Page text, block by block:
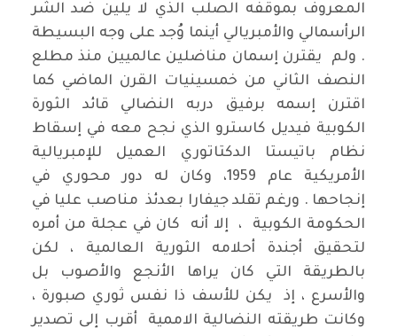
المعروف بموقفه الصلب الذي لا يلين ضد الشر
الرأسمالي والأمبريالي أينما وُجد على وجه البسيطة
. ولم يقترن إسمان مناضلين عالميين منذ مطلع
النصف الثاني من خمسينيات القرن الماضي كما
اقترن إسمه برفيق دربه النضالي قائد الثورة
الكوبية فيديل كاسترو الذي نجح معه في إسقاط
نظام باتيستا الدكتاتوري العميل للإمبريالية
الأمريكية عام 1959، وكان له دور محوري في
إنجاحها . ورغم تقلد جيفارا بعدئذ مناصب عليا في
الحكومة الكوبية ، إلا أنه كان في عجلة من أمره
لتحقيق أجندة أحلامه الثورية العالمية ، لكن
بالطريقة التي كان يراها الأنجع والأصوب بل
والأسرع ، إذ يكن للأسف ذا نفس ثوري صبورة ،
وكانت طريقته النضالية الاممية أقرب إلى تصدير